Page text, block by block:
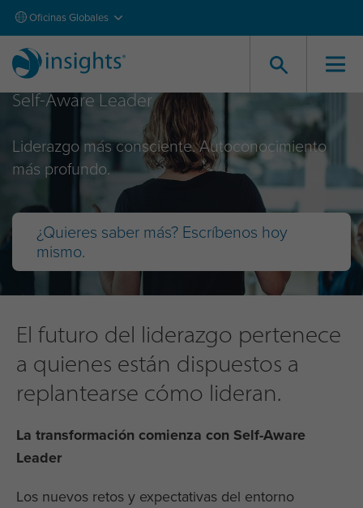
Oficinas Globales
Self-Aware Leader
Liderazgo más consciente. Autoconocimiento
más profundo.
¿Quieres saber más? Escríbenos hoy
mismo.
El futuro del liderazgo pertenece
a quienes están dispuestos a
replantearse cómo lideran.
La transformación comienza con Self-Aware
Leader
Los nuevos retos y expectativas del entorno